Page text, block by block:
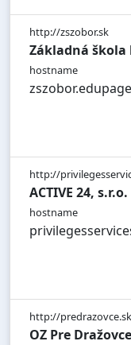
http://zszobor.sk
Základná
hostname
http://
ACTIVE 24, s.r.o.
hostname
http://predrazovce.sk
OZ Pre Dražovce